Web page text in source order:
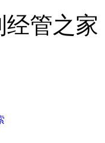
管之家